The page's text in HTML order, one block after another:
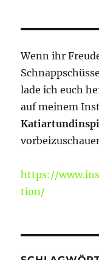
Wenn ihr
lade ich euch
auf meinem
https://
tion/